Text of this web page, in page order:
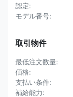
認定:
モデル番号:
取引物件
最低注文数量:
価格:
支払い条件:
補給能力: